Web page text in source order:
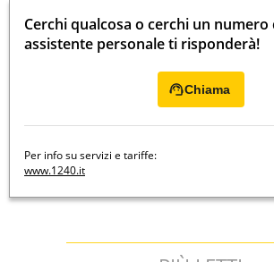
Cerchi qualcosa o cerchi un numero
assistente personale ti risponderà!
Chiama
Per info su servizi e tariffe:
www.1240.it